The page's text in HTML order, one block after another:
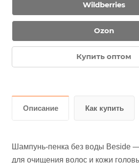
Wildberries
Ozon
Купить оптом
Описание Как купить
Шампунь-пенка без воды Beside
для очищения волос и кожи